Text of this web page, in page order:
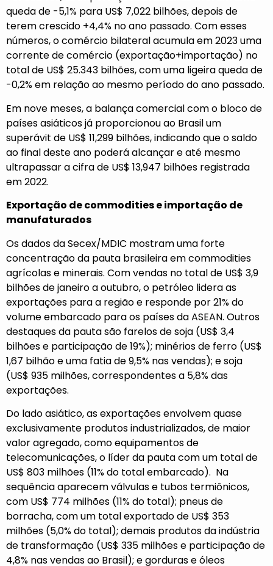
queda de -5,1% para US$ 7,022 bilhões, depois de
terem crescido +4,4% no ano passado. Com esses
números, o comércio bilateral acumula em 2023 uma
corrente de comércio (exportação+importação) no
total de US$ 25.343 bilhões, com uma ligeira queda de
-0,2% em relação ao mesmo período do ano passado.
Em nove meses, a balança comercial com o bloco de
países asiáticos já proporcionou ao Brasil um
superávit de US$ 11,299 bilhões, indicando que o saldo
ao final deste ano poderá alcançar e até mesmo
ultrapassar a cifra de US$ 13,947 bilhões registrada
em 2022.
Exportação de commodities e importação de
manufaturados
Os dados da Secex/MDIC mostram uma forte
concentração da pauta brasileira em commodities
agrícolas e minerais. Com vendas no total de US$ 3,9
bilhões de janeiro a outubro, o petróleo lidera as
exportações para a região e responde por 21% do
volume embarcado para os países da ASEAN. Outros
destaques da pauta são farelos de soja (US$ 3,4
bilhões e participação de 19%); minérios de ferro (US$
1,67 bilhão e uma fatia de 9,5% nas vendas); e soja
(US$ 935 milhões, correspondentes a 5,8% das
exportações.
Do lado asiático, as exportações envolvem quase
exclusivamente produtos industrializados, de maior
valor agregado, como equipamentos de
telecomunicações, o líder da pauta com um total de
US$ 803 milhões (11% do total embarcado). Na
sequência aparecem válvulas e tubos termiônicos,
com US$ 774 milhões (11% do total); pneus de
borracha, com um total exportado de US$ 353
milhões (5,0% do total); demais produtos da indústria
de transformação (US$ 335 milhões e participação de
4,8% nas vendas ao Brasil); e gorduras e óleos